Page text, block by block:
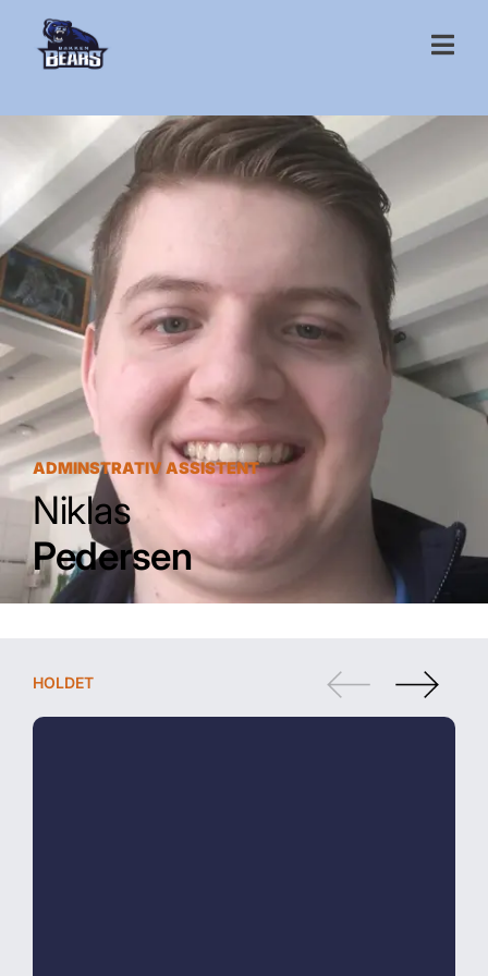
ADMINSTRATIV ASSISTENT
Niklas
Pedersen
HOLDET